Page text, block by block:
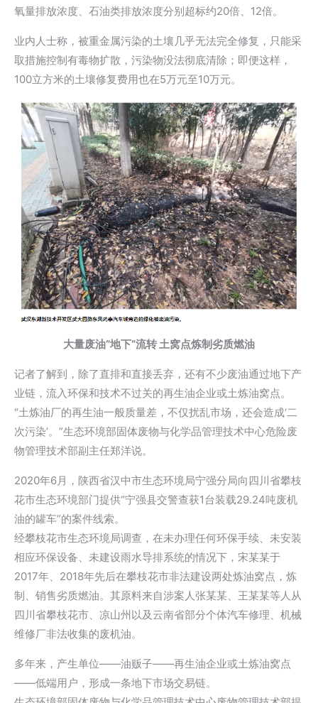
氧量排放浓度、石油类排放浓度分别超标约20倍、12倍。
业内人士称，被重金属污染的土壤几乎无法完全修复，只能采
取措施控制有毒物扩散，污染物没法彻底清除；即便这样，
100立方米的土壤修复费用也在5万元至10万元。
大量废油“地下”流转 土窝点炼制劣质燃油
记者了解到，除了直排和直接丢弃，还有不少废油通过地下产
业链，流入环保和技术不过关的再生油企业或土炼油窝点。
“土炼油厂的再生油一般质量差，不仅扰乱市场，还会造成‘二
次污染’。”生态环境部固体废物与化学品管理技术中心危险废
物管理技术部副主任郑洋说。
2020年6月，陕西省汉中市生态环境局宁强分局向四川省攀枝
花市生态环境部门提供“宁强县交警查获1台装载29.24吨废机
油的罐车”的案件线索。
经攀枝花市生态环境局调查，在未办理任何环保手续、未安装
相应环保设备、未建设雨水导排系统的情况下，宋某某于
2017年、2018年先后在攀枝花市非法建设两处炼油窝点，炼
制、销售劣质燃油。其原料来自涉案人张某某、王某某等人从
四川省攀枝花市、凉山州以及云南省部分个体汽车修理、机械
维修厂非法收集的废机油。
多年来，产生单位——油贩子——再生油企业或土炼油窝点
——低端用户，形成一条地下市场交易链。